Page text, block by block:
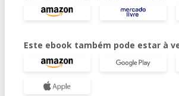
Este ebook também pode estar à